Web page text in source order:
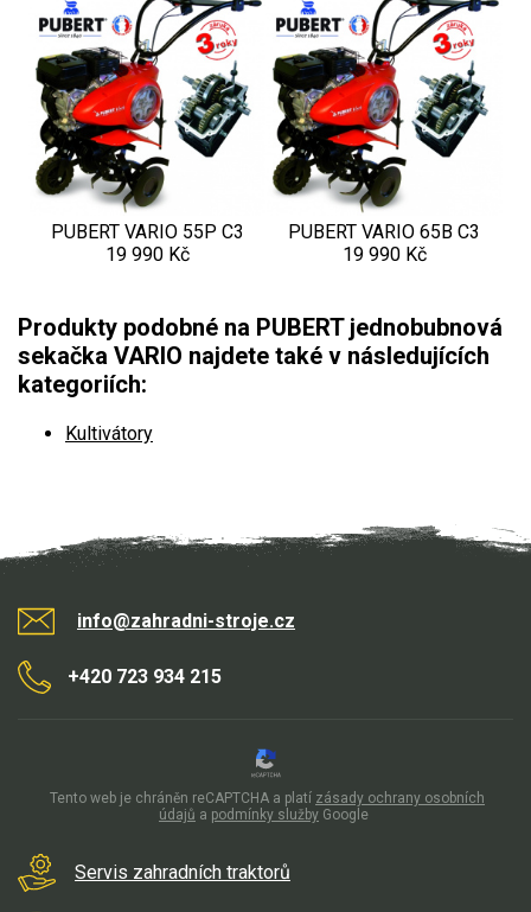
Aku STIHL
Aku AL-KO
Štípačka na dřevo
VARI
VARI malotraktory
VARI multifunkční nosiče
Sněhové frézy
Vertikutátory
Kultivátory
Vysavače a foukače
Elektrocentrály
Štěpkovače a drtiče
Elektrické tříkolky pro seniory
Elektrické tříkolky pracovní
PUBERT VARIO 55P C3
19 990 Kč
PUBERT VARIO 65B C3
19 990 Kč
Produkty podobné na PUBERT jednobubnová
sekačka VARIO najdete také v následujících
kategoriích:
Kultivátory
info@zahradni-stroje.cz
+420 723 934 215
Servis zahradních traktorů
Tento web je chráněn reCAPTCHA a platí zásady ochrany osobních
údajů a podmínky služby Google